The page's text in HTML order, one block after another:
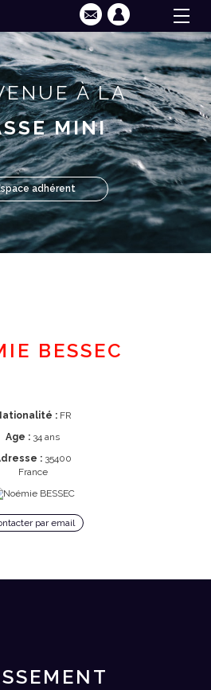
À LA
MINI
adhérent
BESSEC
:FR
Age : 34 ans
:35400
France
par email